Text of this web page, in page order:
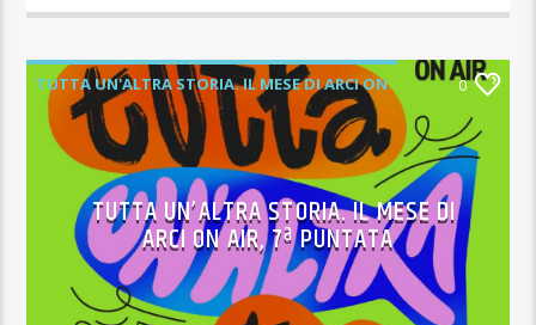
TUTTA UN'ALTRA STORIA. IL MESE DI ARCI ON
AIR
0
TUTTA UN’ALTRA STORIA. IL MESE DI
ARCI ON AIR, 7ª PUNTATA